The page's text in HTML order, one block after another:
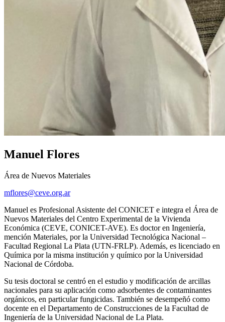
Manuel Flores
Área de Nuevos Materiales
mflores@ceve.org.ar
Manuel es Profesional Asistente del CONICET e integra el Área de
Nuevos Materiales del Centro Experimental de la Vivienda
Económica (CEVE, CONICET-AVE). Es doctor en Ingeniería,
mención Materiales, por la Universidad Tecnológica Nacional –
Facultad Regional La Plata (UTN-FRLP). Además, es licenciado en
Química por la misma institución y químico por la Universidad
Nacional de Córdoba.
Su tesis doctoral se centró en el estudio y modificación de arcillas
nacionales para su aplicación como adsorbentes de contaminantes
orgánicos, en particular fungicidas. También se desempeñó como
docente en el Departamento de Construcciones de la Facultad de
Ingeniería de la Universidad Nacional de La Plata.